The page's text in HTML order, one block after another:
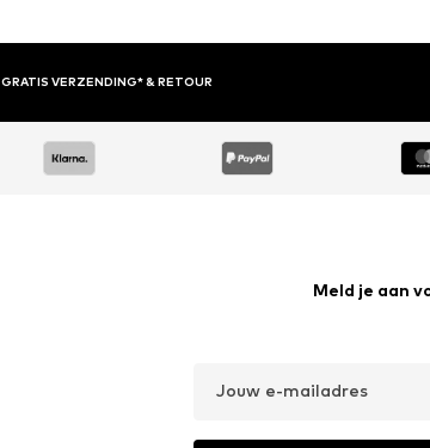
GRATIS VERZENDING* & RETOUR
Meld je aan
Jouw e-mailadres